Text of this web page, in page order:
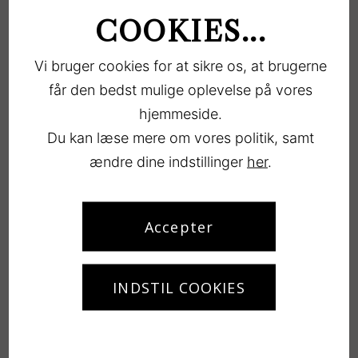
Kontakt
Køge & Vallø Camping
Strandvejen 102
4600 Køge
COOKIES...
Vi bruger cookies for at sikre os, at brugerne
får den bedst mulige oplevelse på vores
hjemmeside.
Du kan læse mere om vores politik, samt
ændre dine indstillinger her.
INDSTIL COOKIES
Accepter